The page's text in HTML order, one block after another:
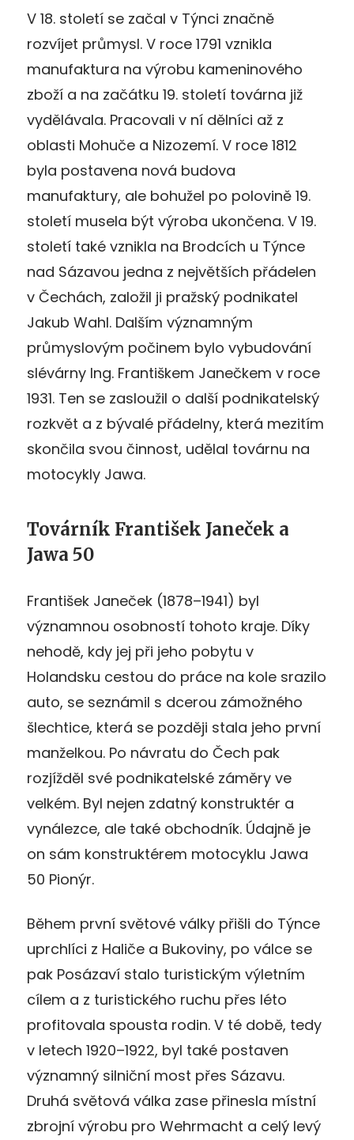
V 18. století se začal v Týnci značně
rozvíjet průmysl. V roce 1791 vznikla
manufaktura na výrobu kameninového
zboží a na začátku 19. století továrna již
vydělávala. Pracovali v ní dělníci až z
oblasti Mohuče a Nizozemí. V roce 1812
byla postavena nová budova
manufaktury, ale bohužel po polovině 19.
století musela být výroba ukončena. V 19.
století také vznikla na Brodcích u Týnce
nad Sázavou jedna z největších přádelen
v Čechách, založil ji pražský podnikatel
Jakub Wahl. Dalším významným
průmyslovým počinem bylo vybudování
slévárny Ing. Františkem Janečkem v roce
1931. Ten se zasloužil o další podnikatelský
rozkvět a z bývalé přádelny, která mezitím
skončila svou činnost, udělal továrnu na
motocykly Jawa.
Továrník František Janeček a
Jawa 50
František Janeček (1878–1941) byl
významnou osobností tohoto kraje. Díky
nehodě, kdy jej při jeho pobytu v
Holandsku cestou do práce na kole srazilo
auto, se seznámil s dcerou zámožného
šlechtice, která se později stala jeho první
manželkou. Po návratu do Čech pak
rozjížděl své podnikatelské záměry ve
velkém. Byl nejen zdatný konstruktér a
vynálezce, ale také obchodník. Údajně je
on sám konstruktérem motocyklu Jawa
50 Pionýr.
Během první světové války přišli do Týnce
uprchlíci z Haliče a Bukoviny, po válce se
pak Posázaví stalo turistickým výletním
cílem a z turistického ruchu přes léto
profitovala spousta rodin. V té době, tedy
v letech 1920–1922, byl také postaven
významný silniční most přes Sázavu.
Druhá světová válka zase přinesla místní
zbrojní výrobu pro Wehrmacht a celý levý